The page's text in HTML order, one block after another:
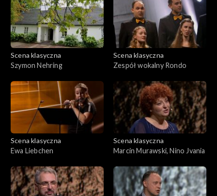
Scena klasyczna
Szymon Nehring
Scena klasyczna
Zespół wokalny Rondo
Scena klasyczna
Ewa Liebchen
Scena klasyczna
Marcin Murawski, Nino Jvania